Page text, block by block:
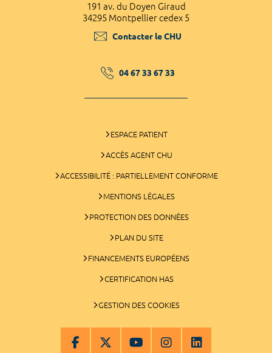
191 av. du Doyen Giraud
34295 Montpellier cedex 5
Contacter le CHU
04 67 33 67 33
ESPACE PATIENT
ACCÈS AGENT CHU
ACCESSIBILITÉ : PARTIELLEMENT CONFORME
MENTIONS LÉGALES
PROTECTION DES DONNÉES
PLAN DU SITE
FINANCEMENTS EUROPÉENS
CERTIFICATION HAS
GESTION DES COOKIES